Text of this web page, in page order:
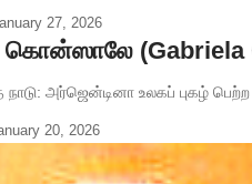
27, 2026
கொன்ஸாலே (Gabriela
நாடு: அர்ஜென்டினா உலகப் புகழ்
20, 2026